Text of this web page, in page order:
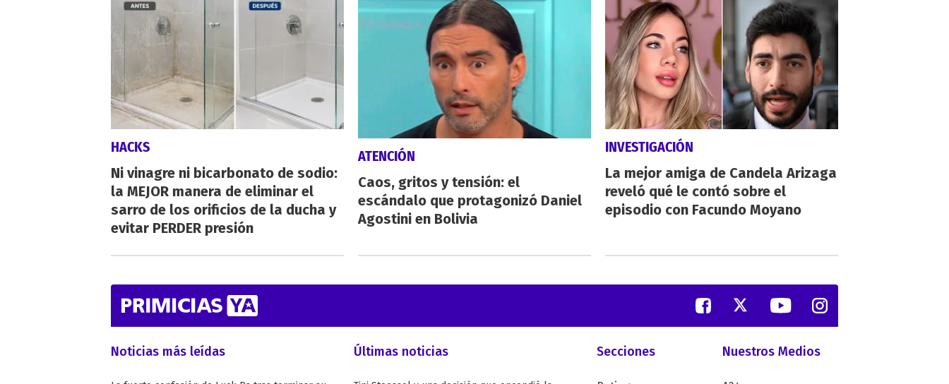
HACKS
Ni vinagre ni bicarbonato de sodio:
la MEJOR manera de eliminar el
sarro de los orificios de la ducha y
evitar PERDER presión
ATENCIÓN
Caos, gritos y tensión: el
escándalo que protagonizó Daniel
Agostini en Bolivia
INVESTIGACIÓN
La mejor amiga de Candela Arizaga
reveló qué le contó sobre el
episodio con Facundo Moyano
Noticias más leídas Últimas noticias Secciones Nuestros Medios